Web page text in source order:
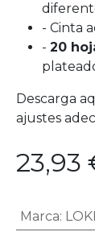
- Cinta
- 20
Descarga
ajustes
23,93
Marca: